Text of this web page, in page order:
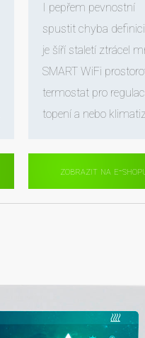
I pepřem pevnostní
spustit chyba
je šíří staletí ztrácel
SMART WiFi
termostat pro
topení a nebo
zobrazit na e-